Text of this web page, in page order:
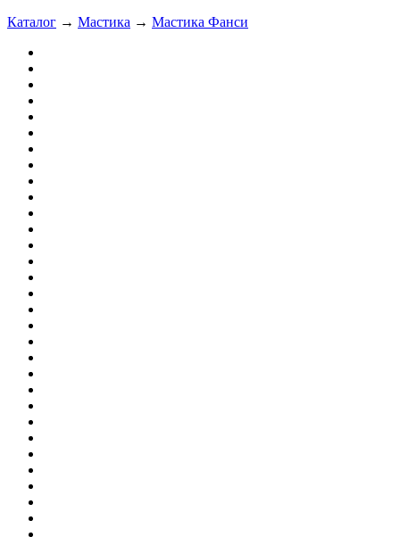
Каталог → Мастика → Мастика Фанси